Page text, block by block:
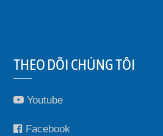
THEO DÕI CHÚNG TÔI
Youtube
Facebook